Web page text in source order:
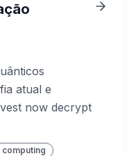
atual e
now decrypt
computing